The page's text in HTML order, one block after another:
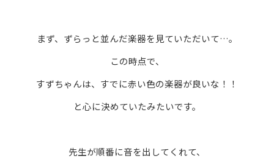
まず、ずらっと並んだ楽器を見ていただいて…。
この時点で、
すずちゃんは、すでに赤い色の楽器が良いな！！
と心に決めていたみたいです。
先生が順番に音を出してくれて、